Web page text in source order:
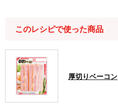
このレシピで使った商品
厚切りベーコン